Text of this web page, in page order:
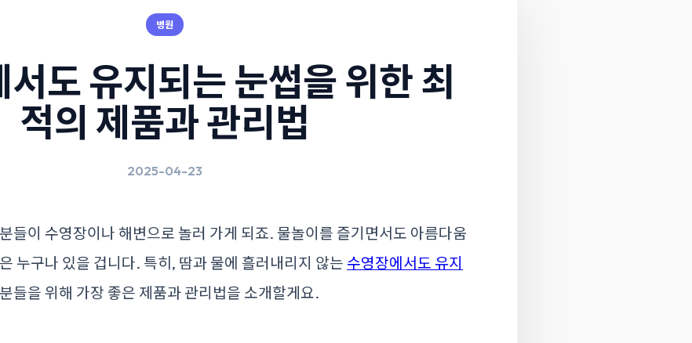
병원
도 유지되는 눈썹을 위한 최
적의 제품과 관리법
2025-04-23
들이 수영장이나 해변으로 놀러 가게 되죠. 물놀이를 즐기면서도 아름다움
누구나 있을 겁니다. 특히, 땀과 물에 흘러내리지 않는 수영장에서도 유지
들을 위해 가장 좋은 제품과 관리법을 소개할게요.